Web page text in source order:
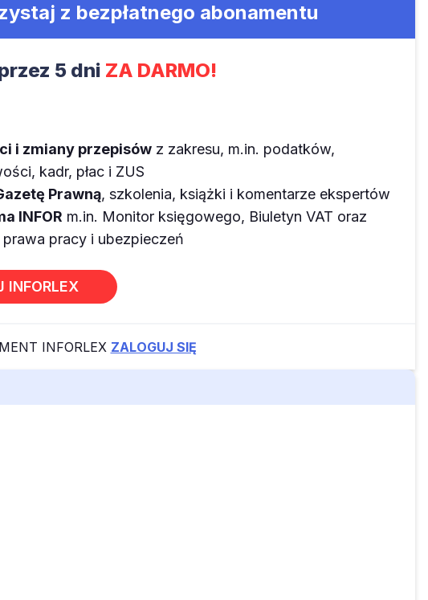
z bezpłatnego abonamentu
5 dni ZA DARMO!
i zmiany przepisówz zakresu, m.in. podatków,
kadr, płac i ZUS
Prawną, szkolenia, książki i komentarze ekspertów
INFOR m.in. Monitor księgowego, Biuletyn VAT oraz
prawa pracy i ubezpieczeń
INFORLEX
INFORLEX ZALOGUJ SIĘ